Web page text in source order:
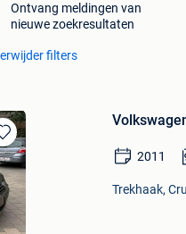
Ontvang meldingen van
nieuwe zoekresultaten
filters
2011
Trekhaak,